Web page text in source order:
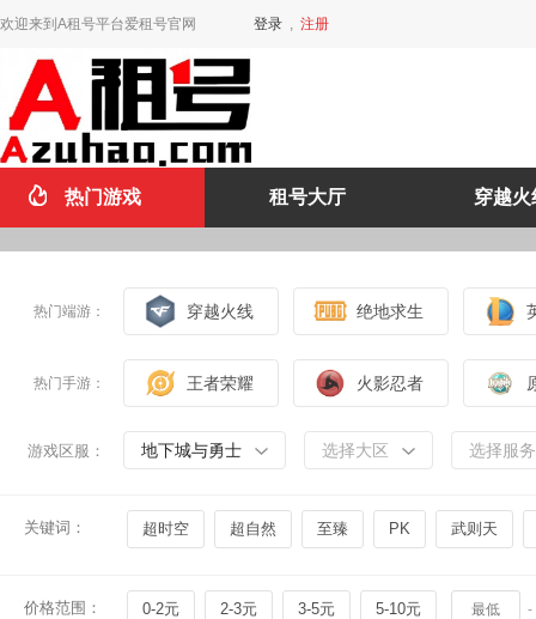
欢迎来到A租号平台爱租号官网 登录 , 注册
热门游戏 租号大厅 穿越火
热门端游： 穿越火线 绝地求生
热门手游： 王者荣耀 火影忍者
游戏区服： 地下城与勇士 选择大区 选择服
关键词： 超时空 超自然 至臻 PK 武则天
价格范围： 0-2元 2-3元 3-5元 5-10元 -